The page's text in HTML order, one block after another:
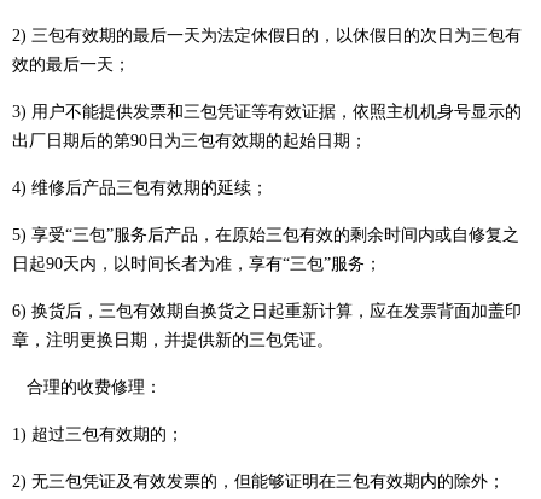
2) 三包有效期的最后一天为法定休假日的，以休假日的次日为三包有
效的最后一天；
3) 用户不能提供发票和三包凭证等有效证据，依照主机机身号显示的
出厂日期后的第90日为三包有效期的起始日期；
4) 维修后产品三包有效期的延续；
5) 享受“三包”服务后产品，在原始三包有效的剩余时间内或自修复之
日起90天内，以时间长者为准，享有“三包”服务；
6) 换货后，三包有效期自换货之日起重新计算，应在发票背面加盖印
章，注明更换日期，并提供新的三包凭证。
合理的收费修理：
1) 超过三包有效期的；
2) 无三包凭证及有效发票的，但能够证明在三包有效期内的除外；